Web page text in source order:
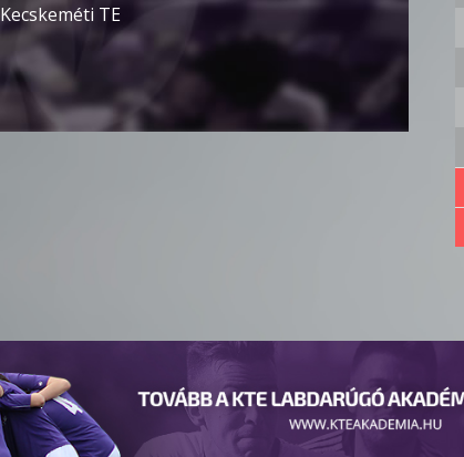
Kecskeméti TE